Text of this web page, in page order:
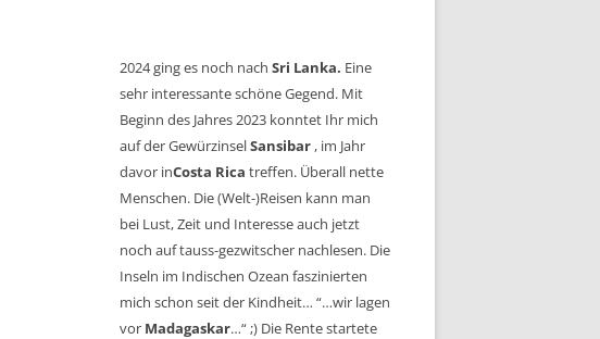
2024 ging es noch nach Sri Lanka. Eine
sehr interessante schöne Gegend. Mit
Beginn des Jahres 2023 konntet Ihr mich
auf der GewürzinselSansibar , im Jahr
davor inCosta Rica treffen. Überall nette
Menschen. Die (Welt-)Reisen kann man
bei Lust, Zeit und Interesse auch jetzt
noch auf tauss-gezwitscher nachlesen. Die
Inseln im Indischen Ozean faszinierten
mich schon seit der Kindheit… “…wir lagen
vor Madagaskar…“ ;) Die Rente startete